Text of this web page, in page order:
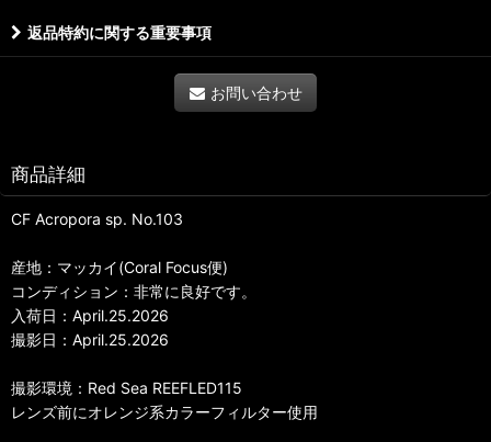
返品特約に関する重要事項
お問い合わせ
商品詳細
CF Acropora sp. No.103
産地：マッカイ(Coral Focus便)
コンディション：非常に良好です。
入荷日：April.25.2026
撮影日：April.25.2026
撮影環境：Red Sea REEFLED115
レンズ前にオレンジ系カラーフィルター使用